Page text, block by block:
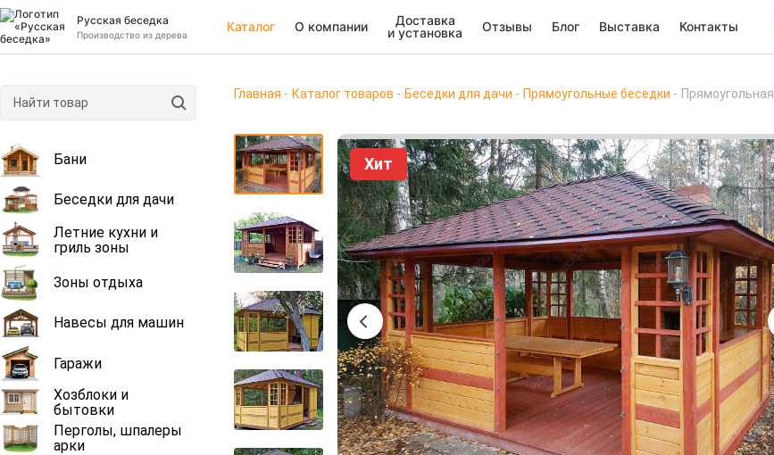
Русская беседка
Производство из дерева
Каталог О компании
Доставка
и установка
Отзывы Блог Выставка Контакты
Бани
Беседки для дачи
Летние кухни и
гриль зоны
Зоны отдыха
Навесы для машин
Гаражи
Хозблоки и
бытовки
Перголы, шпалеры
арки
Главная Каталог товаров Беседки для дачи Прямоугольные беседки
Хит